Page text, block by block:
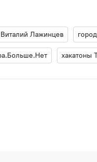
Виталий Лажинцев
хакатоны